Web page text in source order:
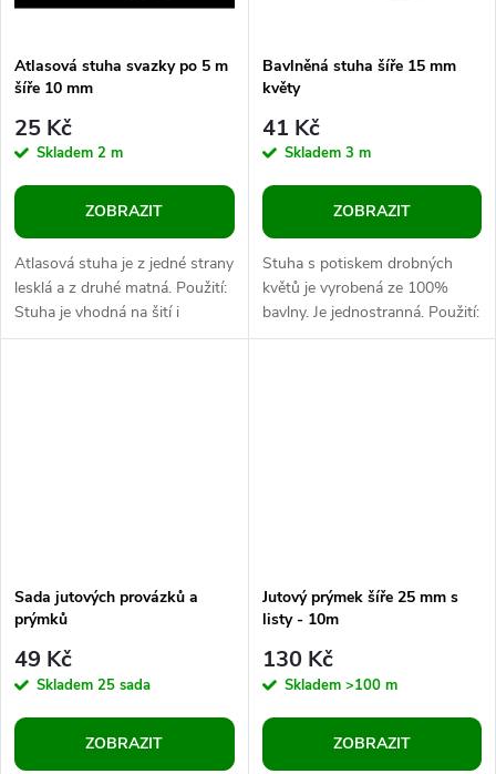
Atlasová stuha svazky po 5 m
šíře 10 mm
25 Kč
Skladem 2 m
ZOBRAZIT
Atlasová stuha je z jedné strany
lesklá a z druhé matná. Použití:
Stuha je vhodná na šití i
dekorování. Můžete s ní zdobit
Bavlněná stuha šíře 15 mm
květy
41 Kč
Skladem 3 m
ZOBRAZIT
Stuha s potiskem drobných
květů je vyrobená ze 100%
bavlny. Je jednostranná. Použití:
Stuha je vhodná k dekoračním i
Sada jutových provázků a
prýmků
49 Kč
Skladem 25 sada
ZOBRAZIT
Jutový prýmek šíře 25 mm s
listy - 10m
130 Kč
Skladem >100 m
ZOBRAZIT